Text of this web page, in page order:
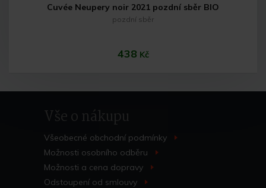
Cuvée Neupery noir 2021 pozdní sběr BIO
pozdní sběr
438 Kč
Do košíku
Vše o nákupu
Všeobecné obchodní podmínky
Možnosti osobního odběru
Možnosti a cena dopravy
Odstoupení od smlouvy